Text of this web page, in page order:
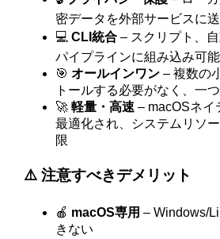
密データを外部サービスに
💻CLI統合 – スクリプト、
パイプラインに組み込み可能
🎯オールインワン – 複数の
トールする必要がなく、一
🚀軽量・高速 – macOSネイ
最適化され、システムリソ
限
⚠️ 注意すべきデメリット
🍎 macOS専用 – Windows/
きない